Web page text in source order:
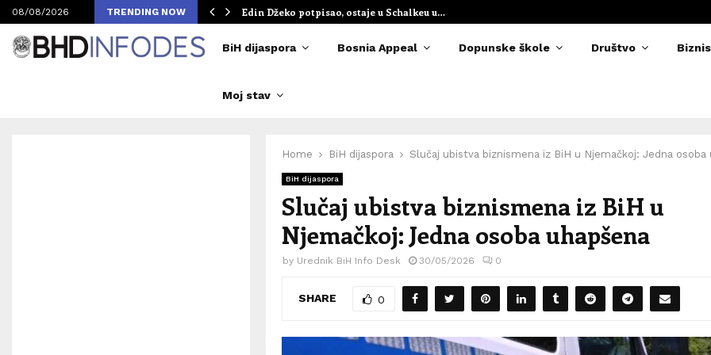
08/08/2026 TRENDING NOW
Merlinovih koncerata Edin Džeko potpisao, ostaje u Schalkeu u…
BiH dijaspora Bosnia Appeal Dopunske škole Društvo Biznis
Moj stav
Home BiH dijaspora Slučaj ubistva biznismena iz BiH u Njemačkoj: Jedna osoba
BiH dijaspora
Slučaj ubistva biznismena iz BiH u
Njemačkoj: Jedna osoba uhapšena
by Urednik BiH Info Desk 30/05/2026 0
SHARE 0